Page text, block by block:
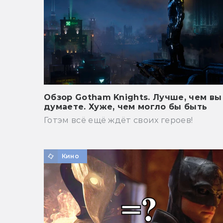
Обзор Gotham Knights. Лучше, чем вы
думаете. Хуже, чем могло бы быть
Готэм всё ещё ждёт своих героев!
Кино